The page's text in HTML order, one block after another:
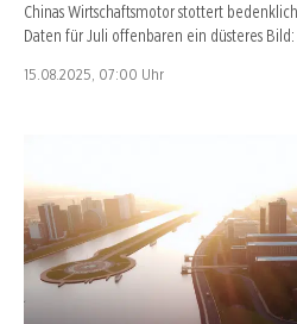
Chinas Wirtschaftsmotor stottert
Daten für Juli offenbaren ein düsteres
15.08.2025, 07:00 Uhr